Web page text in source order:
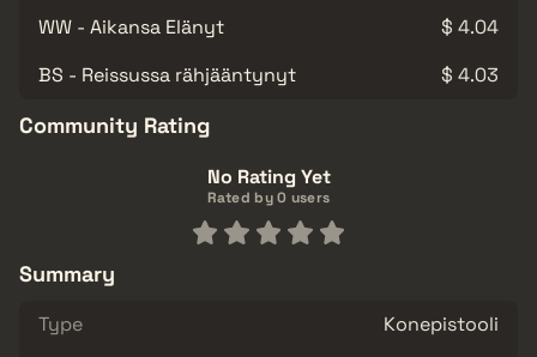
WW - Aikansa Elänyt
$ 4.04
BS - Reissussa rähjääntynyt
$ 4.03
Community Rating
No Rating Yet
Rated by 0 users
Summary
Type
Konepistooli